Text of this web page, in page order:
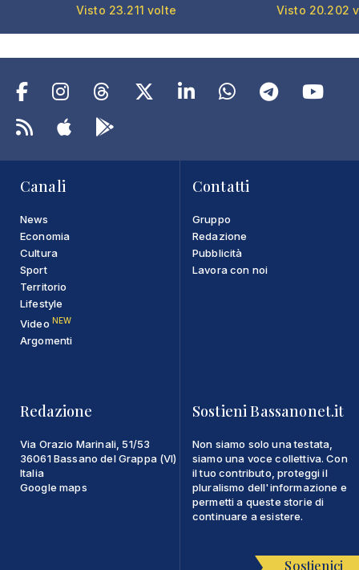
Visto 23.211 volte Visto 20.202
Canali
News
Economia
Cultura
Sport
Territorio
Lifestyle
Video NEW
Argomenti
Contatti
Gruppo
Redazione
Pubblicità
Lavora con noi
Redazione
Via Orazio Marinali, 51/53
36061 Bassano del Grappa (VI)
Italia
Google maps
Sostieni Bassanonet.it
Non siamo solo una testata,
siamo una voce collettiva. Con
il tuo contributo, proteggi il
pluralismo dell'informazione e
permetti a queste storie di
continuare a esistere.
Sostienici